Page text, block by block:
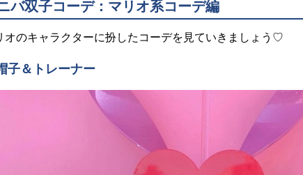
バ双子コーデ：マリオ系コーデ編
オのキャラクターに扮したコーデを見ていきましょう♡
子＆トレーナー